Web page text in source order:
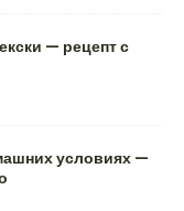
— рецепт с
условиях —